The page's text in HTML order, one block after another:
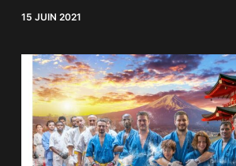
o15 JUIN 2021